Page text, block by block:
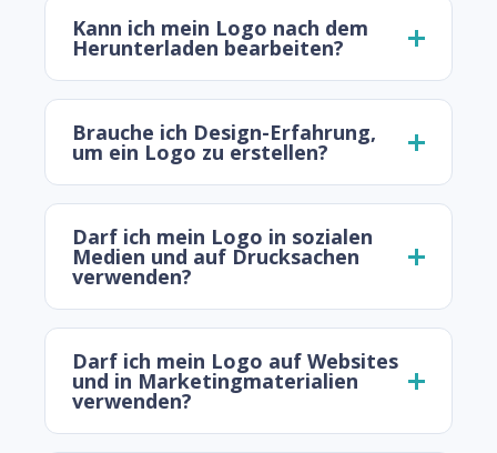
Kann ich mein Logo nach dem
Herunterladen bearbeiten?
Brauche ich Design-Erfahrung,
um ein Logo zu erstellen?
Darf ich mein Logo in sozialen
Medien und auf Drucksachen
verwenden?
Darf ich mein Logo auf Websites
und in Marketingmaterialien
verwenden?